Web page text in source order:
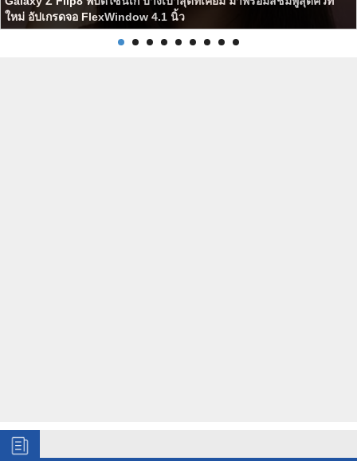
ใหม่ อัปเกรดจอ FlexWindow 4.1 นิ้ว